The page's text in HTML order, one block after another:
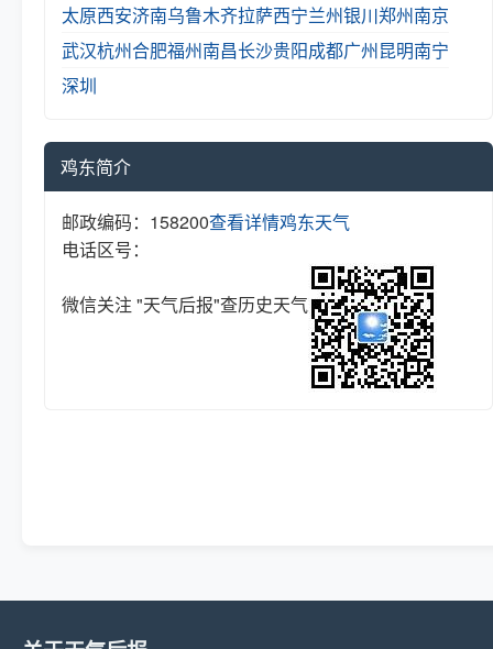
太原西安济南乌鲁木齐拉萨西宁兰州银川郑州南京
武汉杭州合肥福州南昌长沙贵阳成都广州昆明南宁
深圳
鸡东简介
邮政编码：158200
电话区号：
查看详情鸡东天气
微信关注 "天气后报"查历史天气